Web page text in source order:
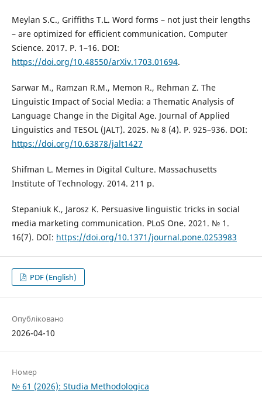
Meylan S.C., Griffiths T.L. Word forms – not just their lengths
– are optimized for efficient communication. Computer
Science. 2017. P. 1–16. DOI:
https://doi.org/10.48550/arXiv.1703.01694.
Sarwar M., Ramzan R.M., Memon R., Rehman Z. The
Linguistic Impact of Social Media: a Thematic Analysis of
Language Change in the Digital Age. Journal of Applied
Linguistics and TESOL (JALT). 2025. № 8 (4). Р. 925–936. DOI:
https://doi.org/10.63878/jalt1427
Shifman L. Memes in Digital Culture. Massachusetts
Institute of Technology. 2014. 211 р.
Stepaniuk K., Jarosz K. Persuasive linguistic tricks in social
media marketing communication. PLoS One. 2021. № 1.
16(7). DOI: https://doi.org/10.1371/journal.pone.0253983
PDF (English)
Опубліковано
2026-04-10
Номер
№ 61 (2026): Studia Methodologica